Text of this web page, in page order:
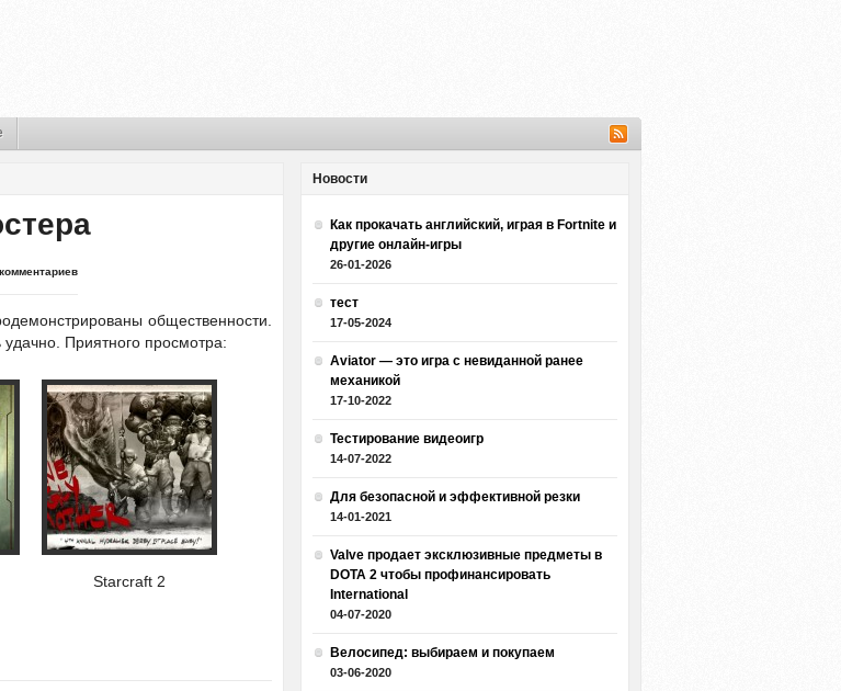
общественности.
Приятного просмотра:
Starcraft 2
Новости
Как прокачать английский, играя в Fortnite и
другие онлайн-игры
26-01-2026
тест
17-05-2024
Aviator — это игра с невиданной ранее
механикой
17-10-2022
Тестирование видеоигр
14-07-2022
Для безопасной и эффективной резки
14-01-2021
Valve продает эксклюзивные предметы в
DOTA 2 чтобы профинансировать
International
04-07-2020
Велосипед: выбираем и покупаем
03-06-2020